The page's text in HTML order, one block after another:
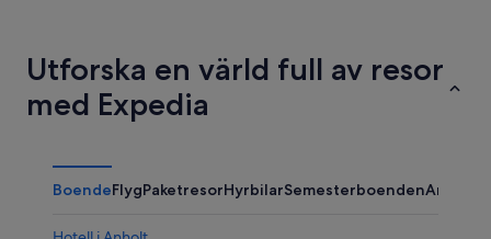
Utforska en värld full av resor
med Expedia
BoendeFlygPaketresorHyrbilarSemesterboendenAnnat